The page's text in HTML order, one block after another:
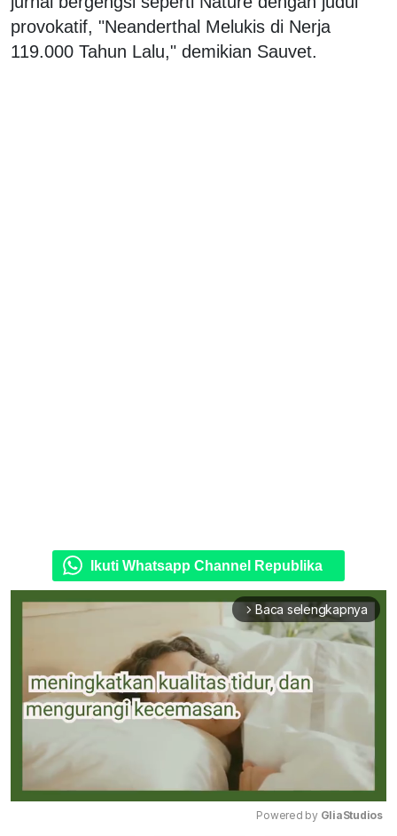
provokatif, "Neanderthal Melukis di Nerja
119.000 Tahun Lalu," demikian Sauvet.
Ikuti Whatsapp Channel Republika
arrow_forward_ios Baca selengkapnya
Powered by GliaStudios